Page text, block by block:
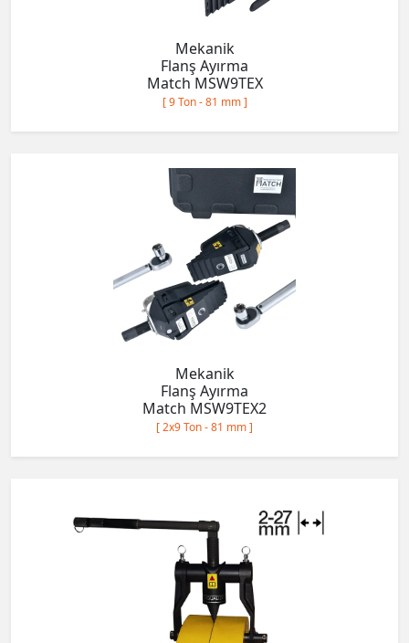
Mekanik
Flanş Ayırma
Match MSW9TEX
[ 9 Ton - 81 mm ]
Mekanik
Flanş Ayırma
Match MSW9TEX2
[ 2x9 Ton - 81 mm ]